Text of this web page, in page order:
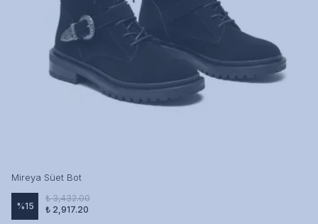
Mireya Süet Bot
%15
₺ 3,432.00
₺ 2,917.20